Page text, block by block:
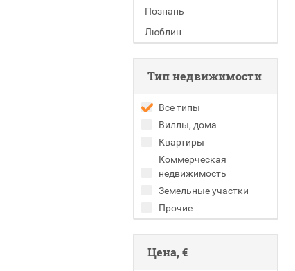
Познань
Люблин
Тип недвижимости
Все типы
Виллы, дома
Квартиры
Коммерческая
недвижимость
Земельные участки
Прочие
Цена, €